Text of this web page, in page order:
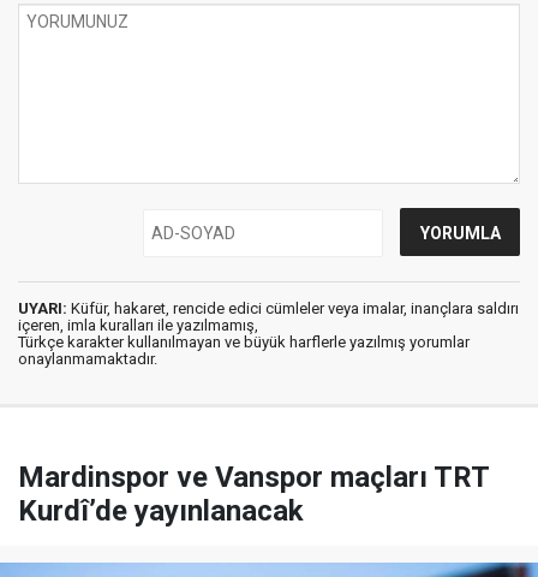
UYARI: Küfür, hakaret, rencide edici cümleler veya imalar, inançlara saldırı
içeren, imla kuralları ile yazılmamış,
Türkçe karakter kullanılmayan ve büyük harflerle yazılmış yorumlar
onaylanmamaktadır.
Mardinspor ve Vanspor maçları TRT
Kurdî’de yayınlanacak